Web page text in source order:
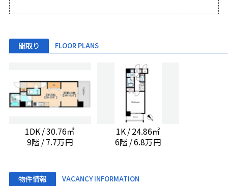
間取り FLOOR PLANS
1DK / 30.76㎡
9階 / 7.7万円
1K / 24.86㎡
6階 / 6.8万円
物件情報 VACANCY INFORMATION